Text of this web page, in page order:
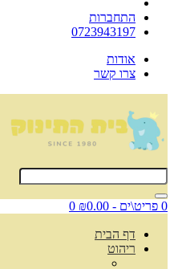
התחברות
0723943197
אודות
צרו קשר
0 פריט\ים - ₪0.00 0
דף הבית
ריהוט